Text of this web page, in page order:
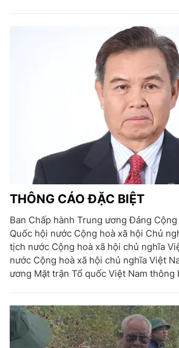
THÔNG CÁO ĐẶC BIỆT
Ban Chấp hành Trung ương Đảng
Quốc hội nước Cộng hoà xã hội Chủ
tịch nước Cộng hoà xã hội chủ nghĩa
nước Cộng hoà xã hội chủ nghĩa Việt
ương Mặt trận Tổ quốc Việt Nam thông